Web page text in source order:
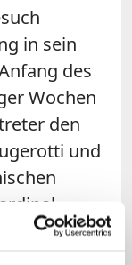
in sein
des
Wochen
den
und